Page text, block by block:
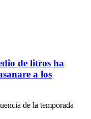
de litros ha
a los
de la temporada